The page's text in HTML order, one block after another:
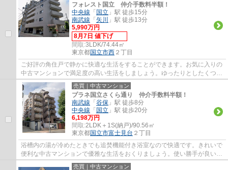
フォレスト国立 仲介手数料半額！
中央線 「 国立 」駅 徒歩15分
南武線 「 矢川
」駅 徒歩13分
5,990万円
8月7日 値下げ
間取:3LDK/74.44㎡
東京都国立市西 ２丁目
ご好評の角住戸で静かに快適な生活をすることができます。お気に入りの
中古マンションで満足度の高い生活をしましょう。ゆったりとしたくつろ
ぎの空間のある、3LDKの物件です。エージ...
売買｜中古マンション
プラネ国立さくら通り 仲介手数料半額！
南武線 「 谷保 」駅 徒歩8分
中央線 「 国立 」駅 徒歩20分
6,198万円
間取:2LDK＋1S(納戸)/90.56㎡
東京都国立市富士見台 ２丁目
浴槽内の湯が冷めたときでも追焚機能付き浴室なので快適です。きれいで
便利な中古マンションで優雅な生活をおくりましょう。使い勝手が良いシ
ステムキッチンがある物件です。収納部屋...
売買｜中古マンション